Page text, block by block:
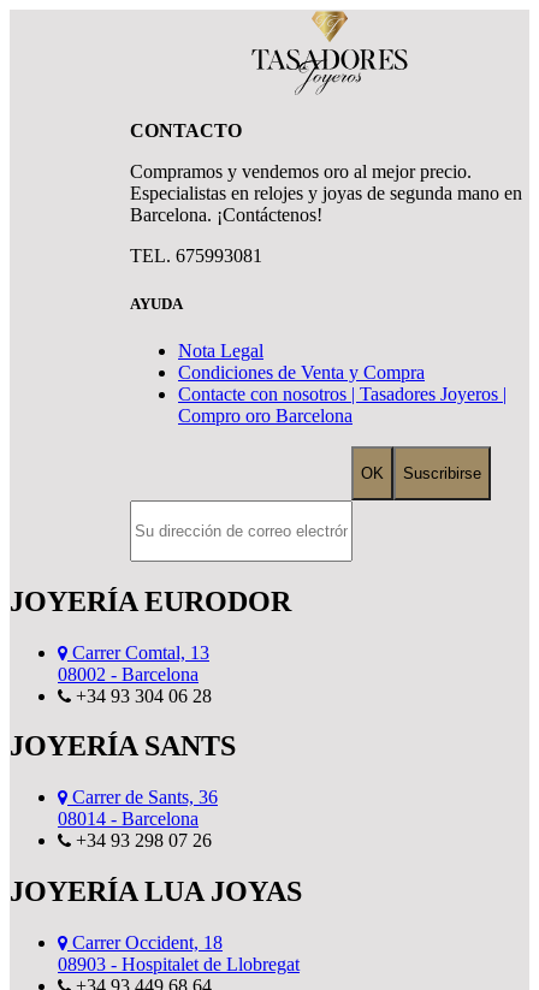
CONTACTO
Compramos y vendemos oro al mejor precio.
Especialistas en relojes y joyas de segunda mano en
Barcelona. ¡Contáctenos!
TEL. 675993081
AYUDA
Nota Legal
Condiciones de Venta y Compra
Contacte con nosotros | Tasadores Joyeros |
Compro oro Barcelona
JOYERÍA EURODOR
Carrer Comtal, 13
08002 - Barcelona
+34 93 304 06 28
JOYERÍA SANTS
Carrer de Sants, 36
08014 - Barcelona
+34 93 298 07 26
JOYERÍA LUA JOYAS
Carrer Occident, 18
08903 - Hospitalet de Llobregat